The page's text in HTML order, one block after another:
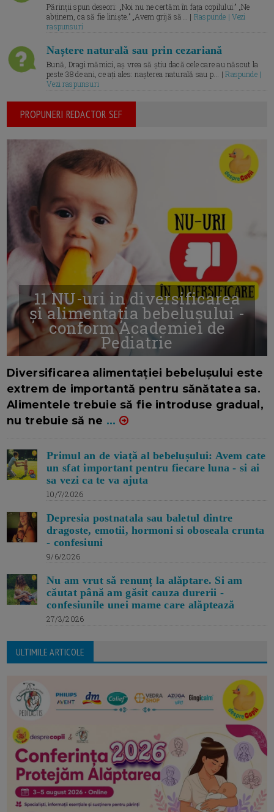
Părinții spun deseori: „Noi nu ne certăm în fața copilului.” „Ne
abținem, ca să fie liniște.” „Avem grijă să... | Raspunde | Vezi
raspunsuri
Naștere naturală sau prin cezariană
Bună, Dragi mămici, aș vrea să știu dacă cele care au născut la
peste 38 de ani, ce ați ales: nașterea naturală sau p... |Raspunde |
Vezi raspunsuri
PROPUNERI REDACTOR SEF
11 NU-uri in diversificarea
și alimentația bebelușului -
conform Academiei de
Pediatrie
Diversificarea alimentației bebelușului este
extrem de importantă pentru sănătatea sa.
Alimentele trebuie să fie introduse gradual,
nu trebuie să ne ...
Primul an de viață al bebelușului: Avem cate
un sfat important pentru fiecare luna - si ai
sa vezi ca te va ajuta
10/7/2026
Depresia postnatala sau baletul dintre
dragoste, emotii, hormoni si oboseala crunta
- confesiuni
9/6/2026
Nu am vrut să renunț la alăptare. Si am
căutat până am găsit cauza durerii -
confesiunile unei mame care alăptează
27/3/2026
ULTIMILE ARTICOLE